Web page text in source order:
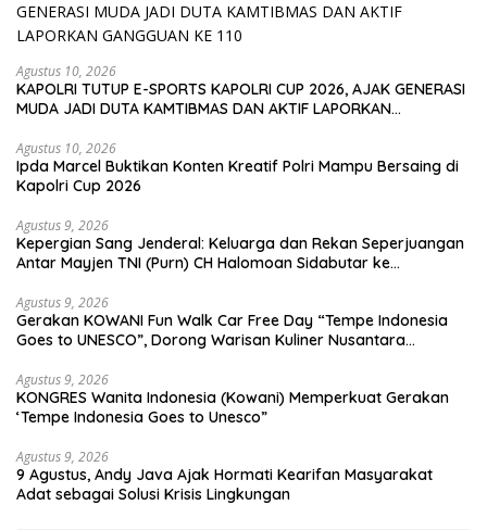
Agustus 10, 2026
KAPOLRI TUTUP E-SPORTS KAPOLRI CUP 2026, AJAK GENERASI
MUDA JADI DUTA KAMTIBMAS DAN AKTIF LAPORKAN
Agustus 10, 2026
Ipda Marcel Buktikan Konten Kreatif Polri Mampu Bersaing di
Kapolri Cup 2026
Agustus 9, 2026
Kepergian Sang Jenderal: Keluarga dan Rekan Seperjuangan
Antar Mayjen TNI (Purn) CH Halomoan Sidabutar ke
Agustus 9, 2026
Gerakan KOWANI Fun Walk Car Free Day “Tempe Indonesia
Goes to UNESCO”, Dorong Warisan Kuliner Nusantara
Agustus 9, 2026
KONGRES Wanita Indonesia (Kowani) Memperkuat Gerakan
‘Tempe Indonesia Goes to Unesco”
Agustus 9, 2026
9 Agustus, Andy Java Ajak Hormati Kearifan Masyarakat
Adat sebagai Solusi Krisis Lingkungan